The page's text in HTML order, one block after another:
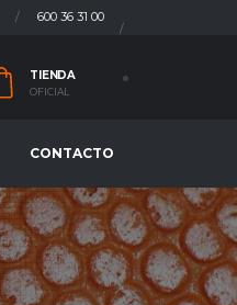
600 36 31 00
TIENDA
OFICIAL
CONTACTO